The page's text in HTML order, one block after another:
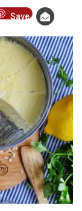
Save